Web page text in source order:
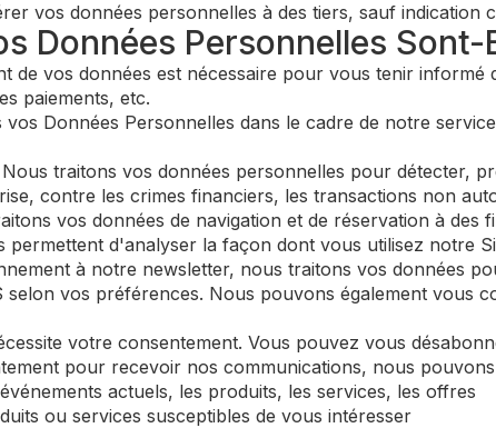
vos données personnelles à des tiers, sauf indication
Données Personnelles
de vos données est nécessaire pour vous tenir
paiements, etc.
vos Données Personnelles dans le cadre de notre
Nous traitons vos données personnelles pour détecter,
contre les crimes financiers, les transactions non
vos données de navigation et de réservation à des
permettent d'analyser la façon dont vous utilisez notre
à notre newsletter, nous traitons vos données
vos préférences. Nous pouvons également vous
votre consentement. Vous pouvez vous
pour recevoir nos communications, nous
actuels, les produits, les services, les offres
ou services susceptibles de vous intéresser